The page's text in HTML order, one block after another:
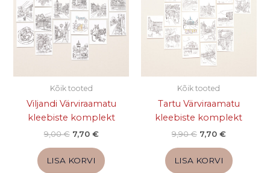
Kõik tooted
Viljandi Värviraamatu
kleebiste komplekt
9,00€ 7,70 €
LISA KORVI
Kõik tooted
Tartu Värviraamatu
kleebiste komplekt
9,90€ 7,70 €
LISA KORVI